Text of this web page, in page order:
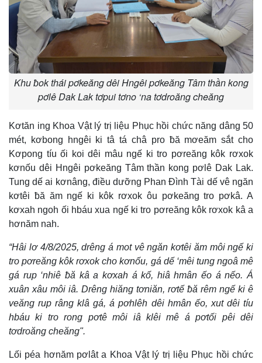
Khu ƀok thái pơkeăng dêi Hngêi pơkeăng Tâm thần kong
pơlê Dak Lak tơpui tơno ‘na tơdroăng cheăng
Kơtăn ing Khoa Vật lý trị liệu Phục hồi chức năng dâng 50
mét, kơbong hngêi ki tâ tá châ pro ƀă mơeăm sắt cho
Kơpong tíu ối koi dêi mâu ngế ki tro pơreăng kôk rơxok
kơnốu dêi Hngêi pơkeăng Tâm thần kong pơlê Dak Lak.
Tung dế ai kơnâng, điều dưỡng Phan Đình Tài dế vê ngăn
kơtêi ƀă ăm ngế ki kôk rơxok ôu pơkeăng tro pơkâ. A
kơxah ngoh ối hbáu xua ngế ki tro pơreăng kôk rơxok kâ a
hơnăm nah.
“Hâi lơ 4/8/2025, drêng á mot vê ngăn kơtêi ăm môi ngế ki
tro pơreăng kôk rơxok cho kơnốu, gá dế ‘mêi tung ngoâ mê
gá rup ‘nhiê ƀă kâ a kơxah á kố, hiâ hmân ếo á nếo. Á
xuân xâu môi iâ. Drêng hiăng tơniăn, rơtế ƀă rêm ngế ki ê
veăng rup râng klâ gá, á pơhlêh dêi hmân ếo, xut dêi tíu
hbáu ki tro rong pơtê môi iâ klêi mê á pơtối pêi dêi
tơdroăng cheăng".
Lối péa hơnăm pơlât a Khoa Vật lý trị liệu Phục hồi chức